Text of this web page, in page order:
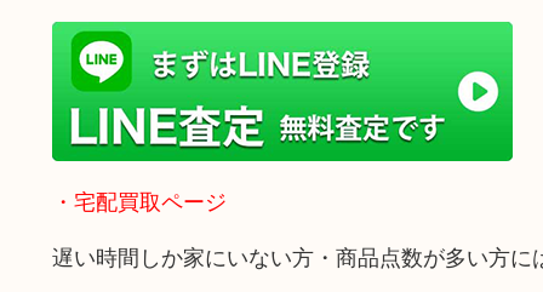
・宅配買取ページ
遅い時間しか家にいない方・商品点数が多い方に